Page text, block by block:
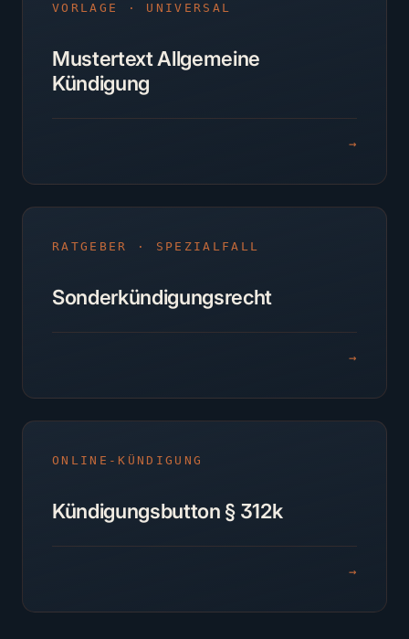
VORLAGE · UNIVERSAL
Mustertext Allgemeine
Kündigung
→
RATGEBER · SPEZIALFALL
Sonderkündigungsrecht
→
ONLINE-KÜNDIGUNG
Kündigungsbutton § 312k
→